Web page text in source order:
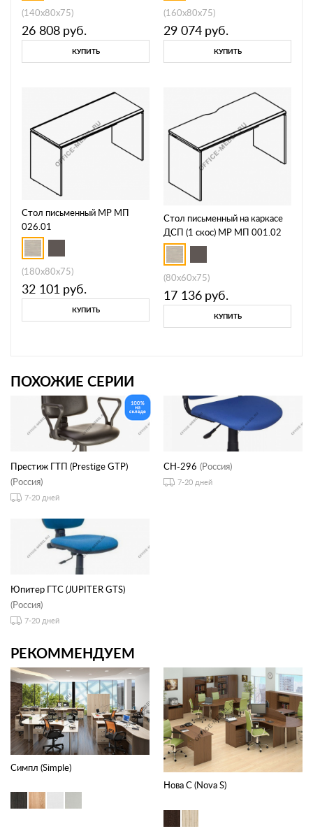
(140x80x75)
26 808 руб.
КУПИТЬ
(160x80x75)
29 074 руб.
КУПИТЬ
Стол письменный МР МП
026.01
(180x80x75)
32 101 руб.
КУПИТЬ
Стол письменный на каркасе
ДСП (1 скос) МР МП 001.02
(80x60x75)
17 136 руб.
КУПИТЬ
ПОХОЖИЕ СЕРИИ
Престиж ГТП (Prestige GTP)
(Россия)
7-20 дней
CH-296 (Россия)
7-20 дней
Юпитер ГТС (JUPITER GTS)
(Россия)
7-20 дней
РЕКОММЕНДУЕМ
Симпл (Simple)
Нова С (Nova S)